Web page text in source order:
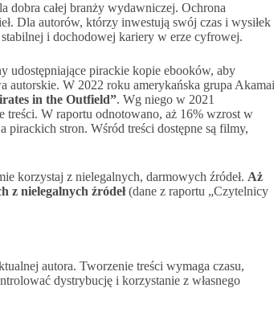
dobra całej branży wydawniczej. Ochrona
Dla autorów, którzy inwestują swój czas i wysiłek
i dochodowej kariery w erze cyfrowej.
udostępniające pirackie kopie ebooków, aby
autorskie. W 2022 roku amerykańska grupa Akamai
in the Outfield”. Wg niego w 2021
treści. W raportu odnotowano, aż 16% wzrost w
stron. Wśród treści dostępne są filmy,
korzystaj z nielegalnych, darmowych źródeł. Aż
z nielegalnych źródeł(dane z raportu „Czytelnicy
autora. Tworzenie treści wymaga czasu,
dystrybucję i korzystanie z własnego